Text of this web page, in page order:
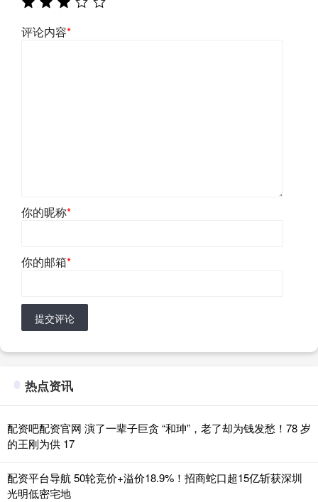
评论内容*
你的昵称*
你的邮箱*
提交评论
热点资讯
配资吧配资官网 演了一辈子巨贪 “和珅”，老了却为钱发愁！78 岁
的王刚为供 17
配资平台导航 50轮竞价+溢价18.9%！招商蛇口超15亿斩获深圳
光明低密宅地